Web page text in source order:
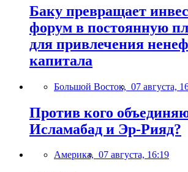
Баку превращает
форум в постоянную
для привлечения
капитала
Большой Восток, 07 августа,
Против кого
Исламабад и Эр-Рияд?
Америка, 07 августа, 16:19